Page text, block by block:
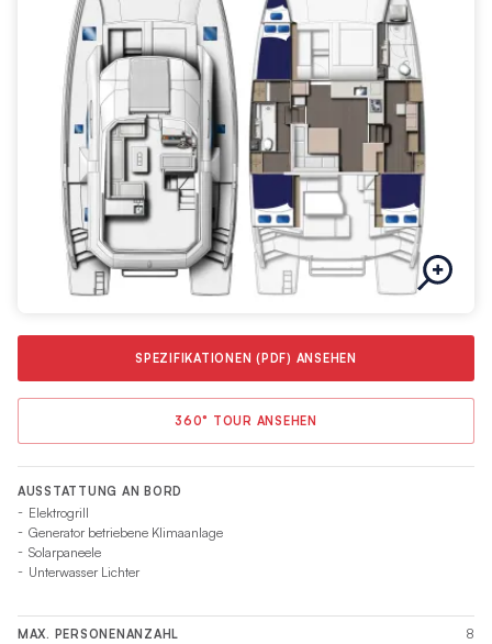
SPEZIFIKATIONEN (PDF) ANSEHEN
360° TOUR ANSEHEN
AUSSTATTUNG AN BORD
Elektrogrill
Generator betriebene Klimaanlage
Solarpaneele
Unterwasser Lichter
MAX. PERSONENANZAHL 8